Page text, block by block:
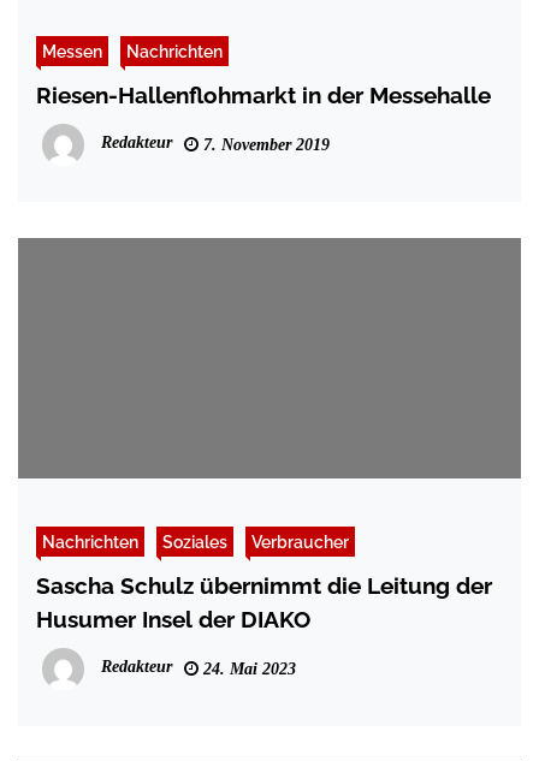
Messen Nachrichten
Riesen-Hallenflohmarkt in der Messehalle
Redakteur 7. November 2019
Nachrichten Soziales Verbraucher
Sascha Schulz übernimmt die Leitung der
Husumer Insel der DIAKO
Redakteur 24. Mai 2023